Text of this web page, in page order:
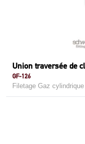
Union traversée de
GF-126
Filetage Gaz